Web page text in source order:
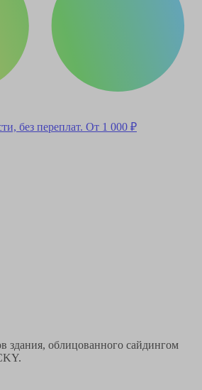
без переплат. От 1 000 ₽
здания, облицованного сайдингом